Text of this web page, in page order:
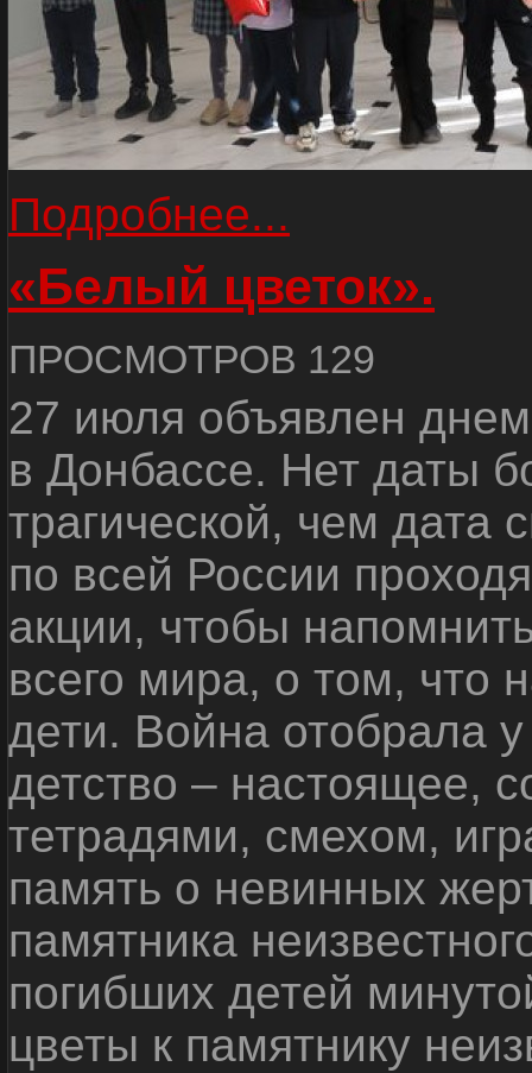
Подробнее...
«Белый цветок».
ПРОСМОТРОВ 129
27 июля объявлен
в Донбассе. Нет даты
трагической, чем дата
по всей России
акции, чтобы
всего мира, о том, что
дети. Война отобрала
детство – настоящее,
тетрадями, смехом,
память о невинных
памятника
погибших детей
цветы к памятнику